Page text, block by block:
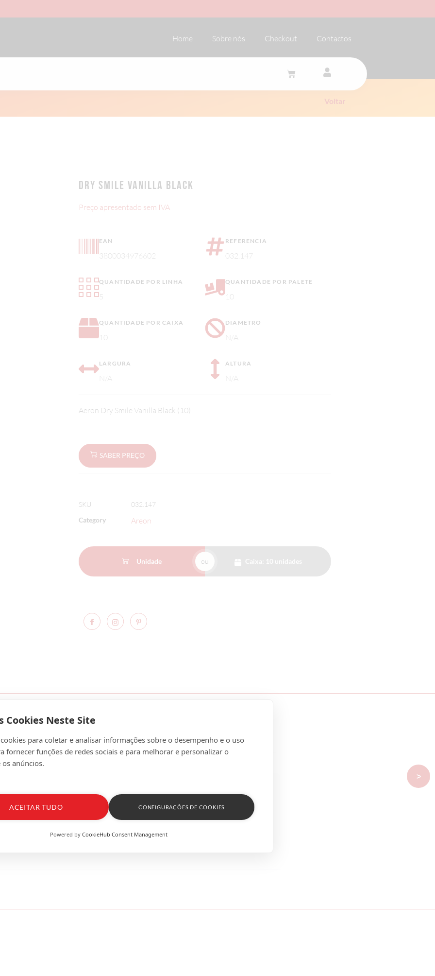
Cookies Neste Site
para coletar e analisar informações sobre o desempenho e o uso
fornecer funções de redes sociais e para melhorar e personalizar o
anúncios.
ACEITAR TUDO CONFIGURAÇÕES DE COOKIES
Powered by CookieHub Consent Management
Home Sobre nós Checkout Contactos
Voltar
DRY SMILE VANILLA BLACK
Preço apresentado sem IVA
EAN
3800034976602
QUANTIDADE POR LINHA
5
QUANTIDADE POR CAIXA
10
LARGURA
N/A
REFERENCIA
032.147
QUANTIDADE POR PALETE
10
DIAMETRO
N/A
ALTURA
N/A
Aeron Dry Smile Vanilla Black (10)
SABER PREÇO
SKU
032.147
Category
Areon
Unidade ou Caixa: 10 unidades
>